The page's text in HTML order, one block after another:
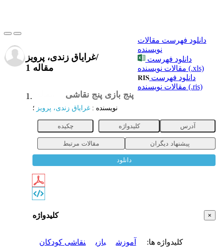
غرایاق زندی، پرویز/
1 مقاله
دانلود فهرست مقالات
نویسنده
مقالات نویسنده (.xls)
مقالات نویسنده (.ris)
1. پنج بازی پنج نقاشی
نویسنده : غرایاق زندی، پرویز ؛
چکیده کلیدواژه آدرس
مقالات مرتبط پیشنهاد دیگران
دانلود
× کلیدواژه
کلیدواژه ها: آموزش بازی نقاشی کودکان